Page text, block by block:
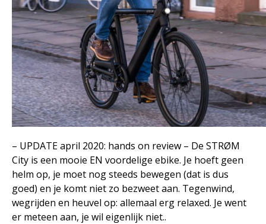
– UPDATE april 2020: hands on review – De STRØM
City is een mooie EN voordelige ebike. Je hoeft geen
helm op, je moet nog steeds bewegen (dat is dus
goed) en je komt niet zo bezweet aan. Tegenwind,
wegrijden en heuvel op: allemaal erg relaxed. Je went
er meteen aan, je wil eigenlijk niet..